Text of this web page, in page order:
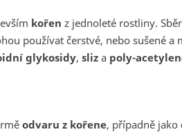
kořen z jednoleté rostliny.
používat čerstvé, nebo sušené a
glykosidy, sliz a poly-
odvaru z kořene, případně jako